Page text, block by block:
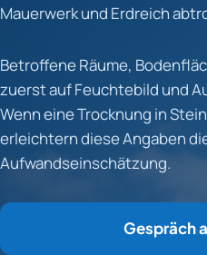
Mauerwerk und Erdreich
Betroffene Räume,
zuerst auf Feuchtebild und
Wenn eine Trocknung in
erleichtern diese Angaben
Aufwandseinschätzung.
Gespräch